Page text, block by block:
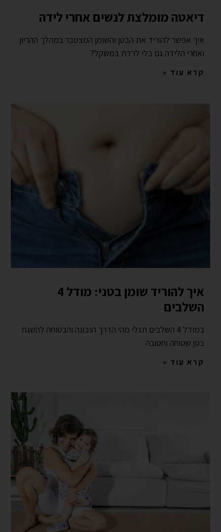
דיאטה מומלצת לנשים אחרי לידה
איך אפשר להוריד את הבטן והשומן המצטבר במהלך ההריון
ואחרי הלידה גם בלי לרדת במשקל?
קרא עוד »
איך להוריד שומן בטני: מודל 4
השלבים
במודל 4 השלבים תגלי מהי הדרך הנכונה והבטוחה להשגת
בטן שטוחה וחטובה
קרא עוד »